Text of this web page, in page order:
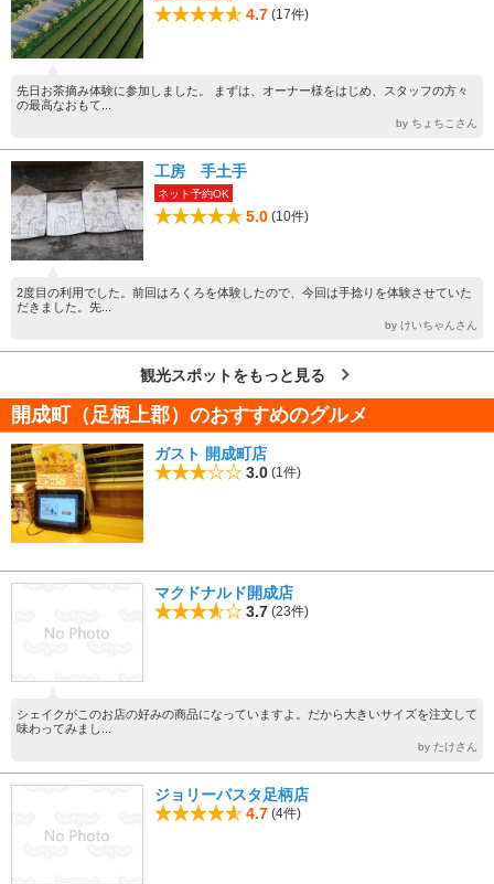
4.7 (17件)
先日お茶摘み体験に参加しました。 まずは、オーナー様をはじめ、スタッフの方々
の最高なおもて...
by ちょちこさん
工房 手土手
ネット予約OK
5.0 (10件)
2度目の利用でした。前回はろくろを体験したので、今回は手捻りを体験させていた
だきました。先...
by けいちゃんさん
観光スポットをもっと見る
開成町（足柄上郡）のおすすめのグルメ
ガスト 開成町店
3.0 (1件)
マクドナルド開成店
3.7 (23件)
シェイクがこのお店の好みの商品になっていますよ。だから大きいサイズを注文して
味わってみまし...
by たけさん
ジョリーパスタ足柄店
4.7 (4件)